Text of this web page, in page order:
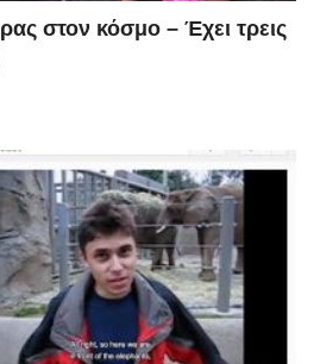
στον κόσμο – Έχει τρεις